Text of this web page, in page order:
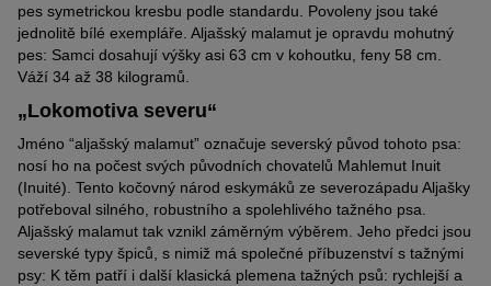
pes symetrickou kresbu podle standardu. Povoleny jsou také
jednolitě bílé exempláře. Aljašský malamut je opravdu mohutný
pes: Samci dosahují výšky asi 63 cm v kohoutku, feny 58 cm.
Váží 34 až 38 kilogramů.
„Lokomotiva severu“
Jméno “aljašský malamut” označuje severský původ tohoto psa:
nosí ho na počest svých původních chovatelů Mahlemut Inuit
(Inuité). Tento kočovný národ eskymáků ze severozápadu Aljašky
potřeboval silného, robustního a spolehlivého tažného psa.
Aljašský malamut tak vznikl záměrným výběrem. Jeho předci jsou
severské typy špiců, s nimiž má společné příbuzenství s tažnými
psy: K těm patří i další klasická plemena tažných psů: rychlejší a